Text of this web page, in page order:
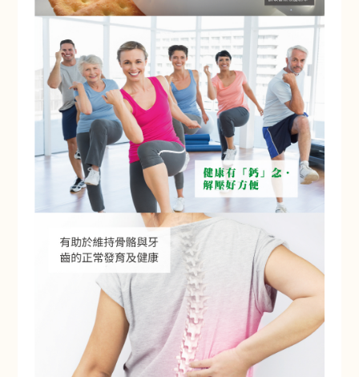
赤阪濃湯-玉米巧達
Akasaka Soup-Corn
Chowder Soup